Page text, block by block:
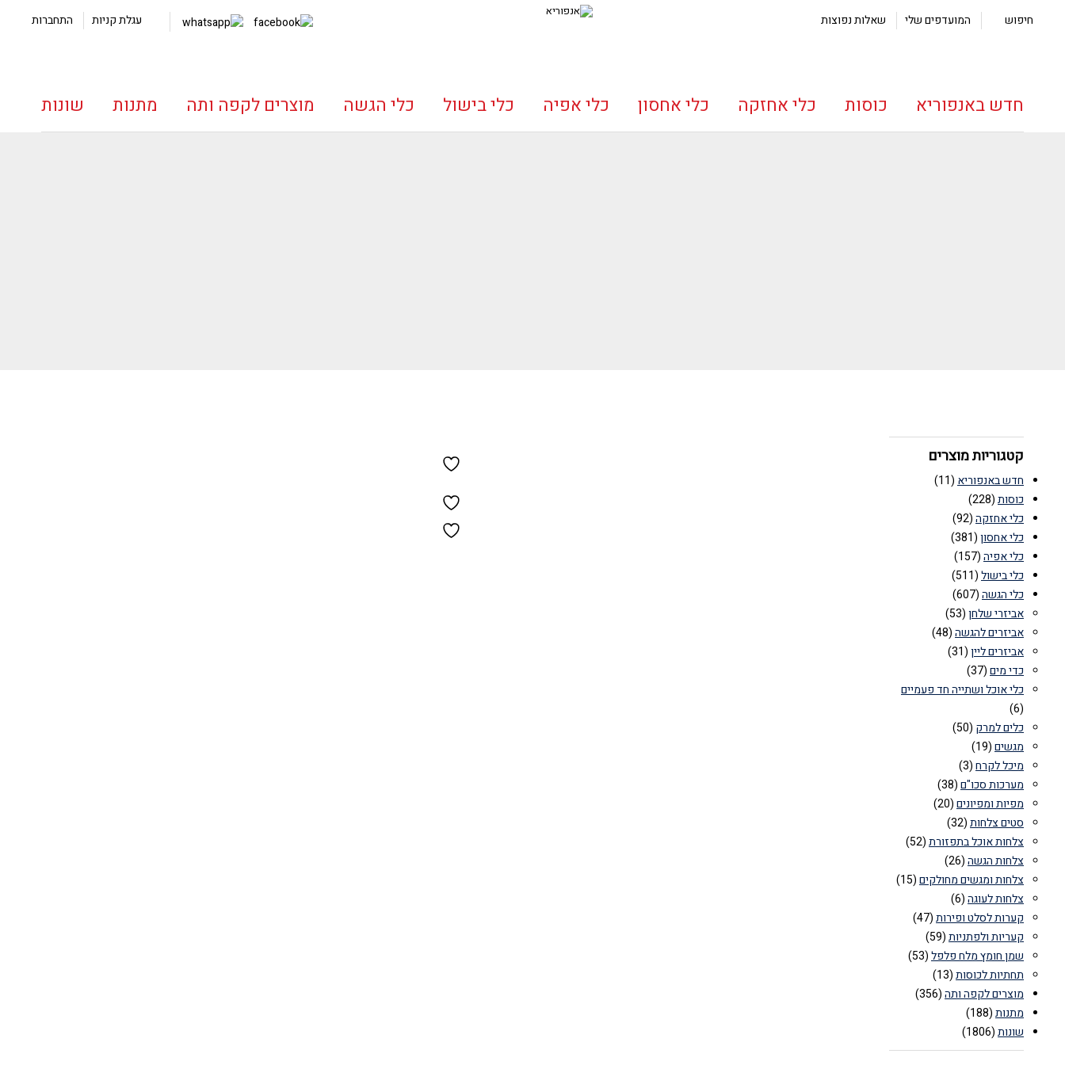
חיפוש המועדפים שלי שאלות נפוצות עגלת קניות התחברות
חדש באנפוריא כוסות כלי אחזקה כלי אחסון כלי אפיה כלי בישול כלי הגשה מוצרים לקפה ותה מתנות שונות
קטגוריות מוצרים
חדש באנפוריא (11)
כוסות(228)
כלי אחזקה(92)
כלי אחסון(381)
כלי אפיה(157)
כלי בישול(511)
כלי הגשה(607)
אביזרי שלחן(53)
אביזרים להגשה(48)
אביזרים ליין(31)
כדי מים(37)
כלי אוכל ושתייה חד פעמיים
(6)
כלים למרק (50)
מגשים(19)
מיכל לקרח(3)
מערכות סכו"ם(38)
מפיות ומפיונים(20)
סטים צלחות(32)
צלחות אוכל בתפזורת(52)
צלחות הגשה(26)
צלחות ומגשים מחולקים(15)
צלחות לעוגה(6)
קערות לסלט ופירות(47)
קעריות ולפתניות(59)
שמן חומץ מלח פלפל(53)
תחתיות לכוסות(13)
מוצרים לקפה ותה(356)
מתנות(188)
שונות(1806)